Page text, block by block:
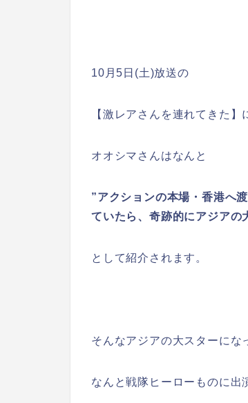
10月5日(土)放送の
【激レアさんを連れてきた】
オオシマさんはなんと
”アクションの本場・香港へ
ていたら、奇跡的にアジアの
として紹介されます。
そんなアジアの大スターにな
なんと戦隊ヒーローものに出